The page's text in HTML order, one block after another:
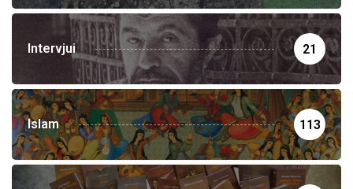
Intervjui 21
Islam 113